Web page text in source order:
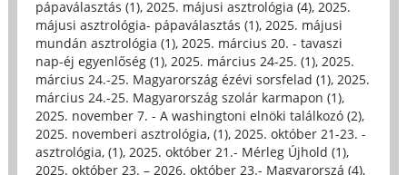
pápaválasztás (1), 2025. májusi asztrológia (4), 2025.
májusi asztrológia- pápaválasztás (1), 2025. májusi
mundán asztrológia (1), 2025. március 20. - tavaszi
nap-éj egyenlőség (1), 2025. március 24-25. (1), 2025.
március 24.-25. Magyarország ézévi sorsfelad (1), 2025.
március 24.-25. Magyarország szolár karmapon (1),
2025. november 7. - A washingtoni elnöki találkozó (2),
2025. novemberi asztrológia, (1), 2025. október 21-23. -
asztrológia, (1), 2025. október 21.- Mérleg Újhold (1),
2025. október 23. – 2026. október 23.- Magyarorszá (4),